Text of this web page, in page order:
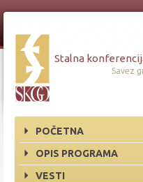
Stalna
Savez
POČETNA
OPIS PROGRAMA
VESTI